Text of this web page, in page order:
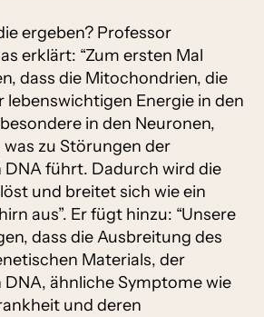
ergeben? Professor
erklärt: “Zum ersten Mal
dass die Mitochondrien, die
lebenswichtigen Energie in den
in den Neuronen,
zu Störungen der
führt. Dadurch wird die
und breitet sich wie ein
aus”. Er fügt hinzu: “Unsere
dass die Ausbreitung des
Materials, der
ähnliche Symptome wie
und deren